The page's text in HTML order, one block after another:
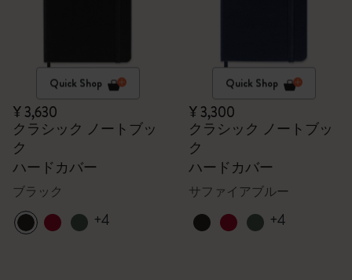
Quick Shop
¥ 3,630
クラシック ノートブッ
ク
ハードカバー
ブラック
+4
Quick Shop
¥ 3,300
クラシック ノートブッ
ク
ハードカバー
サファイアブルー
+4